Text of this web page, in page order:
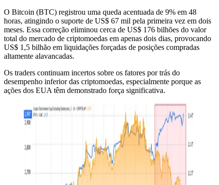
O Bitcoin (BTC) registrou uma queda acentuada de 9% em 48
horas, atingindo o suporte de US$ 67 mil pela primeira vez em dois
meses. Essa correção eliminou cerca de US$ 176 bilhões do valor
total do mercado de criptomoedas em apenas dois dias, provocando
US$ 1,5 bilhão em liquidações forçadas de posições compradas
altamente alavancadas.
Os traders continuam incertos sobre os fatores por trás do
desempenho inferior das criptomoedas, especialmente porque as
ações dos EUA têm demonstrado força significativa.